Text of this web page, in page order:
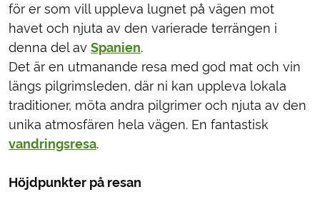
för er som vill uppleva lugnet på vägen mot
havet och njuta av den varierade terrängen i
denna del avSpanien.
Det är en utmanande resa med god mat och vin
längs pilgrimsleden, där ni kan uppleva lokala
traditioner, möta andra pilgrimer och njuta av den
unika atmosfären hela vägen. En fantastisk
vandringsresa.
Höjdpunkter på resan